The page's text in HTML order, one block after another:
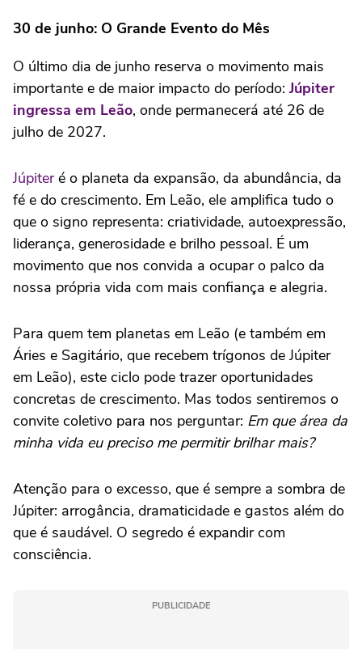
30 de junho: O Grande Evento do Mês
O último dia de junho reserva o movimento mais
importante e de maior impacto do período: Júpiter
ingressa em Leão, onde permanecerá até 26 de
julho de 2027.
Júpiteré o planeta da expansão, da abundância, da
fé e do crescimento. Em Leão, ele amplifica tudo o
que o signo representa: criatividade, autoexpressão,
liderança, generosidade e brilho pessoal. É um
movimento que nos convida a ocupar o palco da
nossa própria vida com mais confiança e alegria.
Para quem tem planetas em Leão (e também em
Áries e Sagitário, que recebem trígonos de Júpiter
em Leão), este ciclo pode trazer oportunidades
concretas de crescimento. Mas todos sentiremos o
convite coletivo para nos perguntar: Em que área da
minha vida eu preciso me permitir brilhar mais?
Atenção para o excesso, que é sempre a sombra de
Júpiter: arrogância, dramaticidade e gastos além do
que é saudável. O segredo é expandir com
consciência.
PUBLICIDADE